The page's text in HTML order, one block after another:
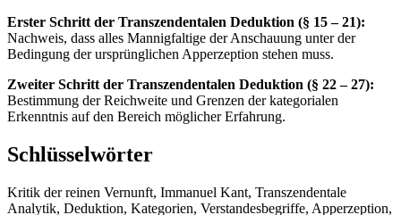
Erster Schritt der Transzendentalen Deduktion (§ 15 – 21):
Nachweis, dass alles Mannigfaltige der Anschauung unter der
Bedingung der ursprünglichen Apperzeption stehen muss.
Zweiter Schritt der Transzendentalen Deduktion (§ 22 – 27):
Bestimmung der Reichweite und Grenzen der kategorialen
Erkenntnis auf den Bereich möglicher Erfahrung.
Schlüsselwörter
Kritik der reinen Vernunft, Immanuel Kant, Transzendentale
Analytik, Deduktion, Kategorien, Verstandesbegriffe, Apperzeption,